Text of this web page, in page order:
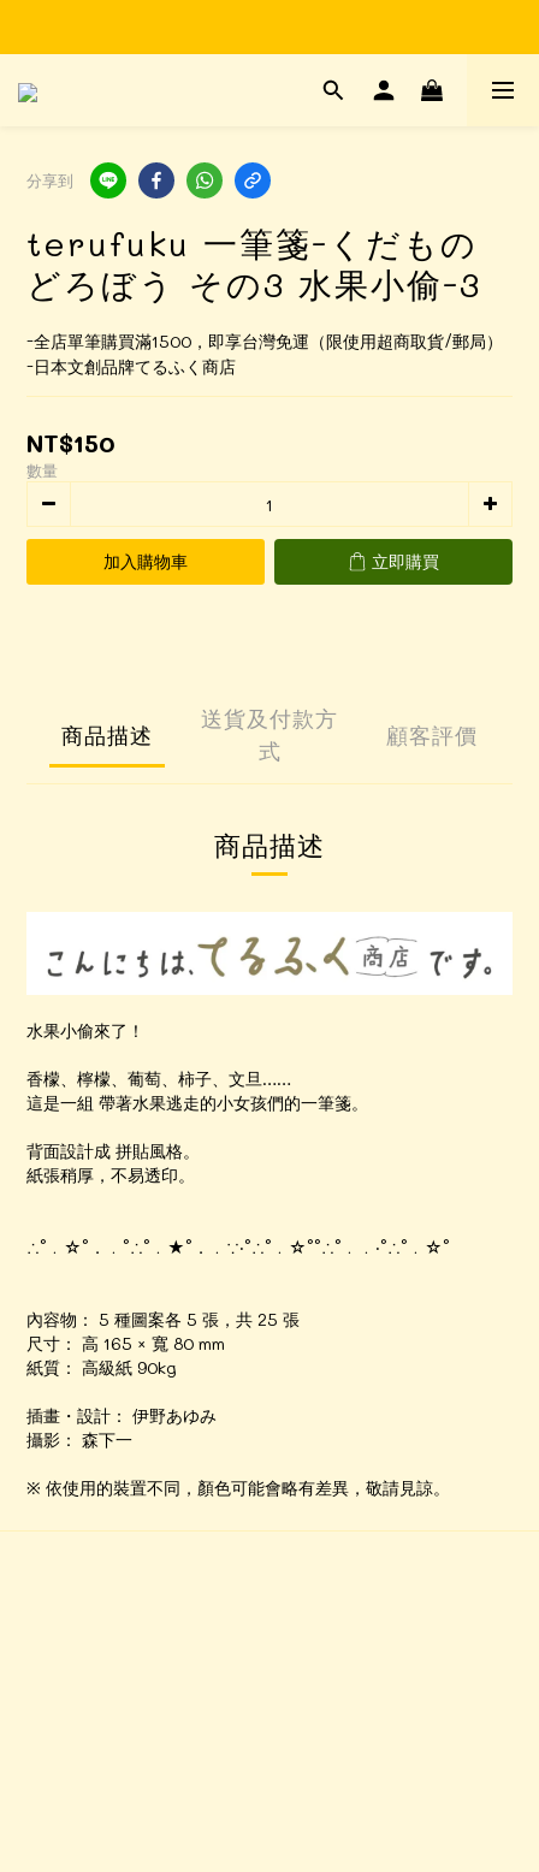
Time to enjoy STATIONERY!
分享到
terufuku 一筆箋-くだもの
どろぼう その3 水果小偷-3
-全店單筆購買滿1500，即享台灣免運（限使用超商取貨/郵局）
-日本文創品牌てるふく商店
NT$150
數量
加入購物車 立即購買
商品描述
送貨及付款方
式
顧客評價
商品描述
水果小偷來了！
香檬、檸檬、葡萄、柿子、文旦……
這是一組 帶著水果逃走的小女孩們的一筆箋。
背面設計成 拼貼風格。
紙張稍厚，不易透印。
∴°﹒☆°．﹒°∴°﹒★°．﹒∵‧°∴°﹒☆°°∴°﹒﹒‧°∴°﹒☆°
內容物： 5 種圖案各 5 張，共 25 張
尺寸： 高 165 × 寬 80 mm
紙質： 高級紙 90kg
插畫・設計： 伊野あゆみ
攝影： 森下一
※ 依使用的裝置不同，顏色可能會略有差異，敬請見諒。